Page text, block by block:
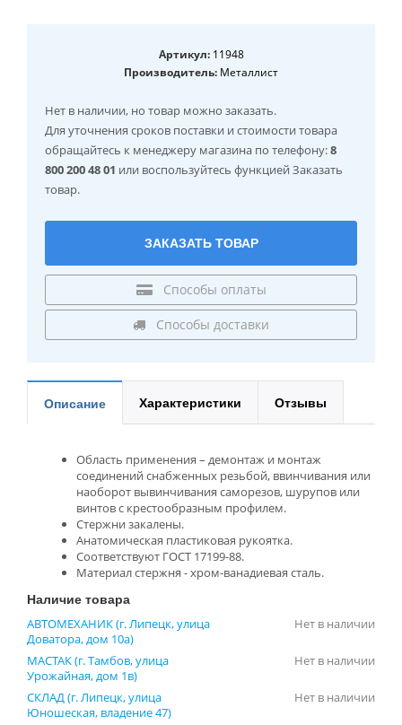
Артикул:11948
Производитель: Металлист
Нет в наличии, но товар можно заказать.
Для уточнения сроков поставки и стоимости товара
обращайтесь к менеджеру магазина по телефону:8
800 200 48 01 или воспользуйтесь функцией Заказать
товар.
ЗАКАЗАТЬ ТОВАР
Способы оплаты
Способы доставки
Описание Характеристики Отзывы
Область применения – демонтаж и монтаж
соединений снабженных резьбой, ввинчивания или
наоборот вывинчивания саморезов, шурупов или
винтов с крестообразным профилем.
Стержни закалены.
Анатомическая пластиковая рукоятка.
Соответствуют ГОСТ 17199-88.
Материал стержня - хром-ванадиевая сталь.
Наличие товара
АВТОМЕХАНИК (г. Липецк, улица
Доватора, дом 10а)
Нет в наличии
МАСТАК (г. Тамбов, улица
Урожайная, дом 1в)
Нет в наличии
СКЛАД (г. Липецк, улица
Юношеская, владение 47)
Нет в наличии